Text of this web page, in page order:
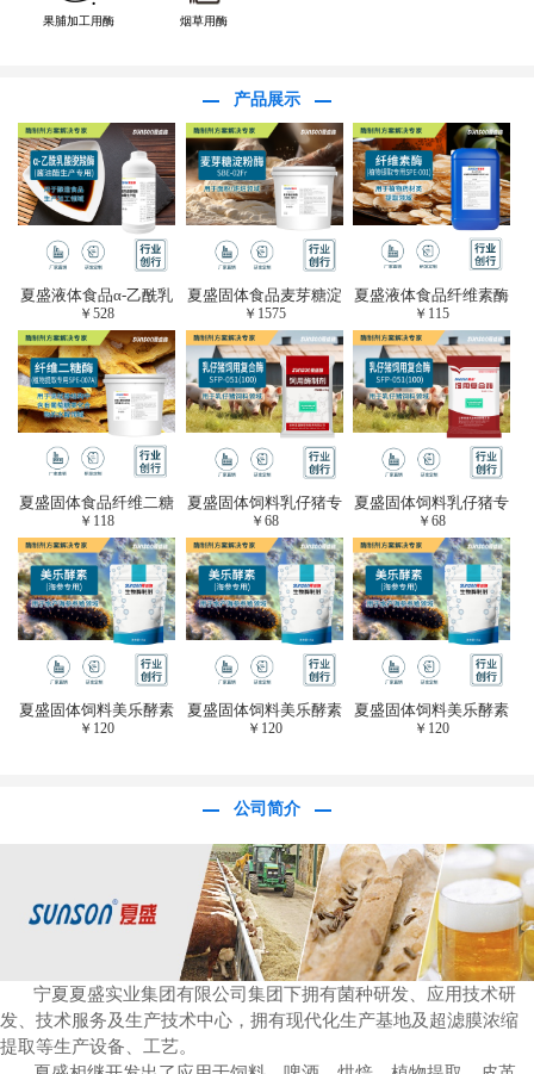
果脯加工用酶 烟草用酶
产品展示
夏盛液体食品α-乙酰乳
酸脱羧酶(酱油醋生产
专用)FDY-3206
￥528
夏盛固体食品麦芽糖淀
粉酶(烘焙及面粉改良
用酶/发酵类食品可
用)FDG-0012
￥ 1575
夏盛液体食品纤维素酶
(植物提取专用酶/解决
提取液混浊问题/降
黏)FFY-0651
￥ 115
夏盛固体食品纤维二糖
酶(植物提取专用酶/用
于虎杖白藜芦醇提
取)FFG-0656
￥ 118
夏盛固体饲料乳仔猪专
用复合酶SFG-0932
￥ 68
夏盛固体饲料乳仔猪专
用复合酶SFG-0932
￥68
夏盛固体饲料美乐酵素
(水产海参海胆专
￥ 120
夏盛固体饲料美乐酵素
(水产海参海胆专
￥ 120
夏盛固体饲料美乐酵素
(水产海参海胆专
￥ 120
公司简介
宁夏夏盛实业集团有限公司集团下拥有菌种研发、应用技术研
发、技术服务及生产技术中心，拥有现代化生产基地及超滤膜浓缩
提取等生产设备、工艺。